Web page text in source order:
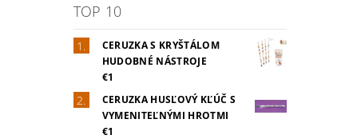
TOP 10
CERUZKA S KRYŠTÁLOM
HUDOBNÉ NÁSTROJE
€1
CERUZKA HUSĽOVÝ KĽÚČ S
VYMENITEĽNÝMI HROTMI
€1